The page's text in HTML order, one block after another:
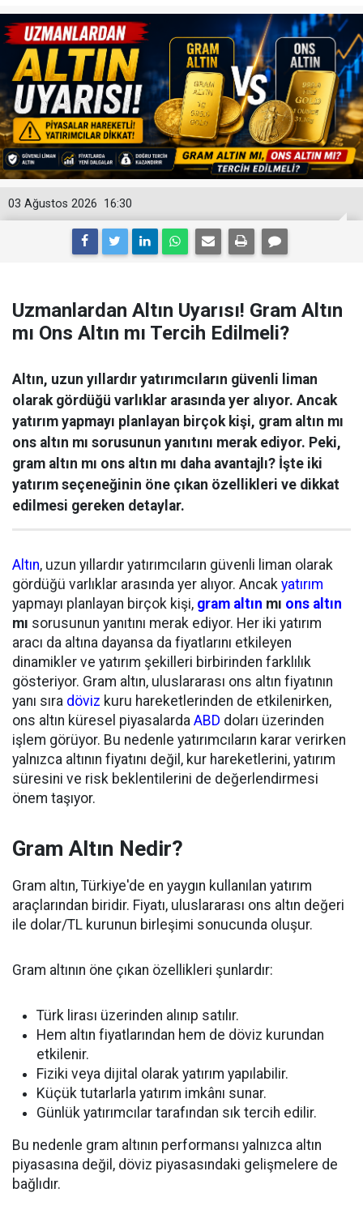
16:30
03 Ağustos 2026
Uzmanlardan Altın Uyarısı! Gram Altın
mı Ons Altın mı Tercih Edilmeli?
Altın, uzun yıllardır yatırımcıların güvenli liman
olarak gördüğü varlıklar arasında yer alıyor. Ancak
yatırım yapmayı planlayan birçok kişi, gram altın mı
ons altın mı sorusunun yanıtını merak ediyor. Peki,
gram altın mı ons altın mı daha avantajlı? İşte iki
yatırım seçeneğinin öne çıkan özellikleri ve dikkat
edilmesi gereken detaylar.
Altın, uzun yıllardır yatırımcıların güvenli liman olarak
gördüğü varlıklar arasında yer alıyor. Ancak yatırım
yapmayı planlayan birçok kişi, gram altın mı ons altın
mı sorusunun yanıtını merak ediyor. Her iki yatırım
aracı da altına dayansa da fiyatlarını etkileyen
dinamikler ve yatırım şekilleri birbirinden farklılık
gösteriyor. Gram altın, uluslararası ons altın fiyatının
yanı sıra döviz kuru hareketlerinden de etkilenirken,
ons altın küresel piyasalarda ABD doları üzerinden
işlem görüyor. Bu nedenle yatırımcıların karar verirken
yalnızca altının fiyatını değil, kur hareketlerini, yatırım
süresini ve risk beklentilerini de değerlendirmesi
önem taşıyor.
Gram Altın Nedir?
Gram altın, Türkiye'de en yaygın kullanılan yatırım
araçlarından biridir. Fiyatı, uluslararası ons altın değeri
ile dolar/TL kurunun birleşimi sonucunda oluşur.
Gram altının öne çıkan özellikleri şunlardır:
Türk lirası üzerinden alınıp satılır.
Hem altın fiyatlarından hem de döviz kurundan
etkilenir.
Fiziki veya dijital olarak yatırım yapılabilir.
Küçük tutarlarla yatırım imkânı sunar.
Günlük yatırımcılar tarafından sık tercih edilir.
Bu nedenle gram altının performansı yalnızca altın
piyasasına değil, döviz piyasasındaki gelişmelere de
bağlıdır.